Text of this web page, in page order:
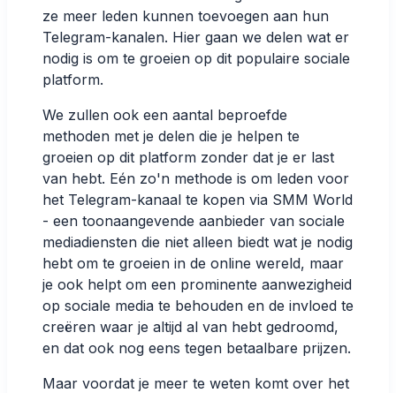
ze meer leden kunnen toevoegen aan hun
Telegram-kanalen. Hier gaan we delen wat er
nodig is om te groeien op dit populaire sociale
platform.
We zullen ook een aantal beproefde
methoden met je delen die je helpen te
groeien op dit platform zonder dat je er last
van hebt. Eén zo'n methode is om leden voor
het Telegram-kanaal te kopen via SMM World
- een toonaangevende aanbieder van sociale
mediadiensten die niet alleen biedt wat je nodig
hebt om te groeien in de online wereld, maar
je ook helpt om een prominente aanwezigheid
op sociale media te behouden en de invloed te
creëren waar je altijd al van hebt gedroomd,
en dat ook nog eens tegen betaalbare prijzen.
Maar voordat je meer te weten komt over het